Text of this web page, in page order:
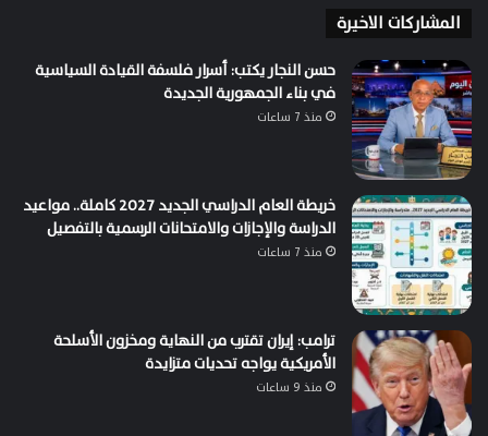
المشاركات الاخيرة
حسن النجار يكتب: أسرار فلسفة القيادة السياسية
في بناء الجمهورية الجديدة
منذ 7 ساعات
خريطة العام الدراسي الجديد 2027 كاملة.. مواعيد
الدراسة والإجازات والامتحانات الرسمية بالتفصيل
منذ 7 ساعات
ترامب: إيران تقترب من النهاية ومخزون الأسلحة
الأمريكية يواجه تحديات متزايدة
منذ 9 ساعات